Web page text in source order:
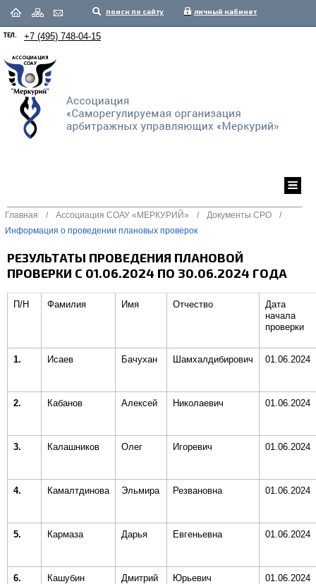
поиск по сайту личный кабинет
ТЕЛ. +7 (495) 748-04-15
Главная / Ассоциация СОАУ «МЕРКУРИЙ» / Документы СРО
/
Информация о проведении плановых проверок
РЕЗУЛЬТАТЫ ПРОВЕДЕНИЯ ПЛАНОВОЙ
ПРОВЕРКИ С 01.06.2024 ПО 30.06.2024 ГОДА
П/Н Фамилия Имя Отчество
Дата
начала
проверки
1. Исаев Бачухан Шамхалдибирович 01.06.2024
2. Кабанов Алексей Николаевич 01.06.2024
3. Калашников Олег Игоревич 01.06.2024
4. Камалтдинова Эльмира Резвановна 01.06.2024
5. Кармаза Дарья Евгеньевна 01.06.2024
6. Кашубин Дмитрий Юрьевич 01.06.2024